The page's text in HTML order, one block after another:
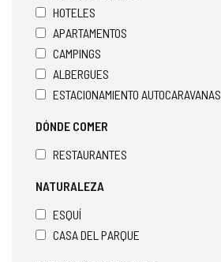
HOTELES
APARTAMENTOS
CAMPINGS
ALBERGUES
ESTACIONAMIENTO AUTOCARAVANAS
DÓNDE COMER
RESTAURANTES
NATURALEZA
ESQUÍ
CASA DEL PARQUE